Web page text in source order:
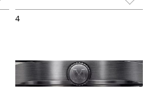
das Gefühl, die Seele des
mechanischen
beschrifteten Rotor wird jede
Uhr zu einem hochemotionalen
4